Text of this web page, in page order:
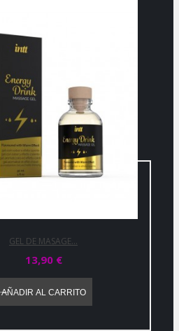
GEL DE MASAGE...
13,90 €
AÑADIR AL CARRITO